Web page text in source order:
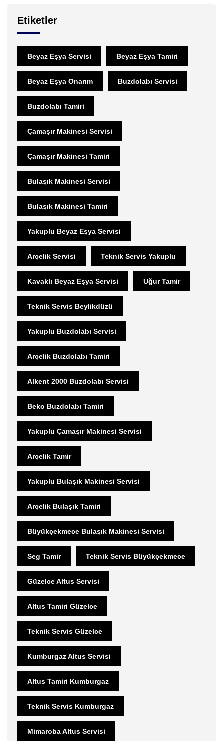
Etiketler
Beyaz Eşya Servisi Beyaz Eşya Tamiri
Beyaz Eşya Onarım Buzdolabı Servisi
Buzdolabı Tamiri
Çamaşır Makinesi Servisi
Çamaşır Makinesi Tamiri
Bulaşık Makinesi Servisi
Bulaşık Makinesi Tamiri
Yakuplu Beyaz Eşya Servisi
Arçelik Servisi Teknik Servis Yakuplu
Kavaklı Beyaz Eşya Servisi Uğur Tamir
Teknik Servis Beylikdüzü
Yakuplu Buzdolabı Servisi
Arçelik Buzdolabı Tamiri
Alkent 2000 Buzdolabı Servisi
Beko Buzdolabı Tamiri
Yakuplu Çamaşır Makinesi Servisi
Arçelik Tamir
Yakuplu Bulaşık Makinesi Servisi
Arçelik Bulaşık Tamiri
Büyükçekmece Bulaşık Makinesi Servisi
Seg Tamir Teknik Servis Büyükçekmece
Güzelce Altus Servisi
Altus Tamiri Güzelce
Teknik Servis Güzelce
Kumburgaz Altus Servisi
Altus Tamiri Kumburgaz
Teknik Servis Kumburgaz
Mimaroba Altus Servisi